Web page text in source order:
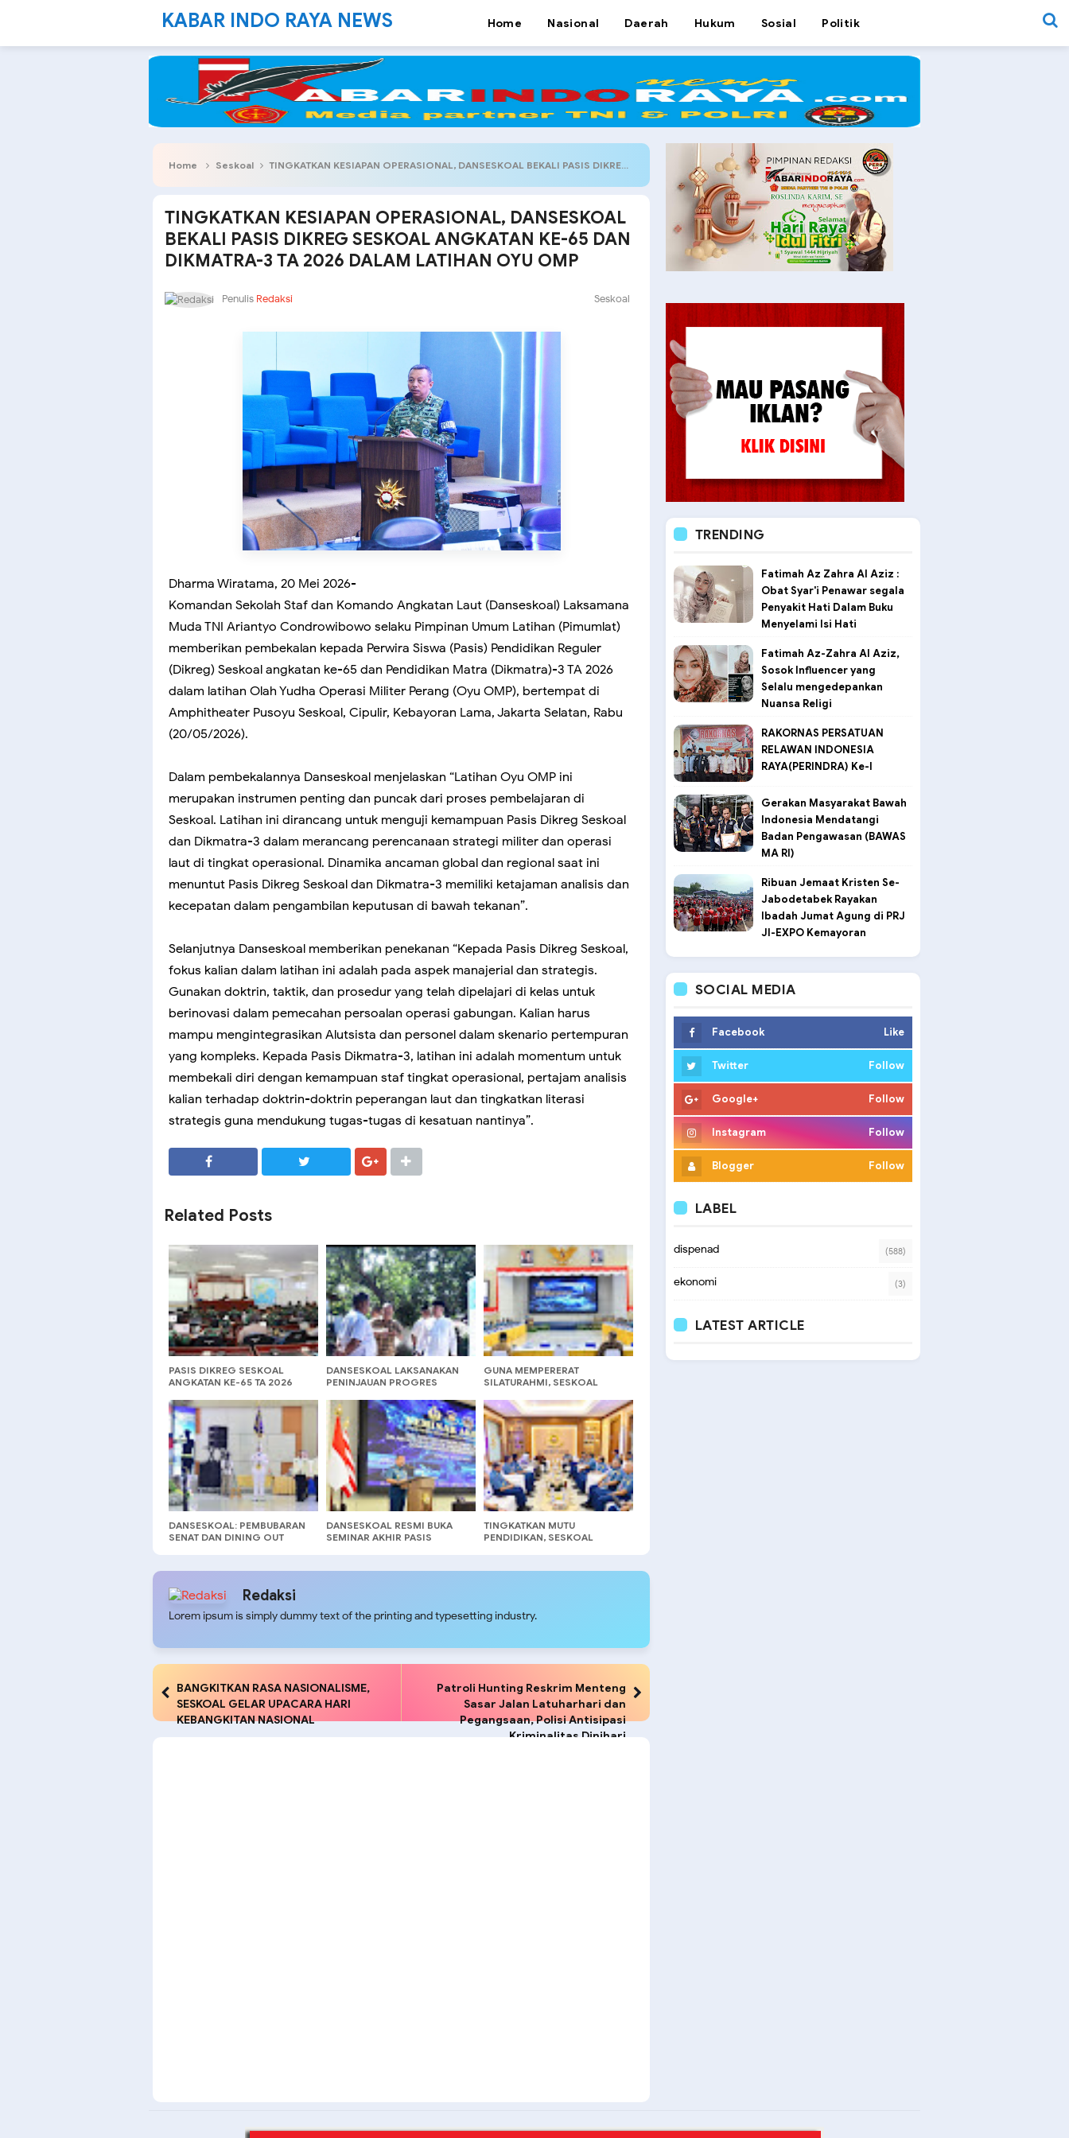
KABAR INDO RAYA NEWS Home Nasional Daerah Hukum Sosial Politik
Home Seskoal TINGKATKAN KESIAPAN OPERASIONAL, DANSESKOAL BEKALI PASIS DIKREG SESKOAL ANGKATAN KE-65 DAN DIKMATRA-3 TA 2026 DALAM LATIHAN OYU OMP
TINGKATKAN KESIAPAN OPERASIONAL, DANSESKOAL
BEKALI PASIS DIKREG SESKOAL ANGKATAN KE-65 DAN
DIKMATRA-3 TA 2026 DALAM LATIHAN OYU OMP
Penulis Redaksi Seskoal
Dharma Wiratama, 20 Mei 2026-
Komandan Sekolah Staf dan Komando Angkatan Laut (Danseskoal) Laksamana
Muda TNI Ariantyo Condrowibowo selaku Pimpinan Umum Latihan (Pimumlat)
memberikan pembekalan kepada Perwira Siswa (Pasis) Pendidikan Reguler
(Dikreg) Seskoal angkatan ke-65 dan Pendidikan Matra (Dikmatra)-3 TA 2026
dalam latihan Olah Yudha Operasi Militer Perang (Oyu OMP), bertempat di
Amphitheater Pusoyu Seskoal, Cipulir, Kebayoran Lama, Jakarta Selatan, Rabu
(20/05/2026).
Dalam pembekalannya Danseskoal menjelaskan “Latihan Oyu OMP ini
merupakan instrumen penting dan puncak dari proses pembelajaran di
Seskoal. Latihan ini dirancang untuk menguji kemampuan Pasis Dikreg Seskoal
dan Dikmatra-3 dalam merancang perencanaan strategi militer dan operasi
laut di tingkat operasional. Dinamika ancaman global dan regional saat ini
menuntut Pasis Dikreg Seskoal dan Dikmatra-3 memiliki ketajaman analisis dan
kecepatan dalam pengambilan keputusan di bawah tekanan”.
Selanjutnya Danseskoal memberikan penekanan “Kepada Pasis Dikreg Seskoal,
fokus kalian dalam latihan ini adalah pada aspek manajerial dan strategis.
Gunakan doktrin, taktik, dan prosedur yang telah dipelajari di kelas untuk
berinovasi dalam pemecahan persoalan operasi gabungan. Kalian harus
mampu mengintegrasikan Alutsista dan personel dalam skenario pertempuran
yang kompleks. Kepada Pasis Dikmatra-3, latihan ini adalah momentum untuk
membekali diri dengan kemampuan staf tingkat operasional, pertajam analisis
kalian terhadap doktrin-doktrin peperangan laut dan tingkatkan literasi
strategis guna mendukung tugas-tugas di kesatuan nantinya”.
Related Posts
PASIS DIKREG SESKOAL
ANGKATAN KE-65 TA 2026
DANSESKOAL LAKSANAKAN
PENINJAUAN PROGRES
INFRASTRUKTUR DAPUR
MODERN SATUAN TNI DI
SESKOAL
GUNA MEMPERERAT
SILATURAHMI, SESKOAL
DANSESKOAL DARI MASA KE
MASA
DANSESKOAL: PEMBUBARAN
SENAT DAN DINING OUT
ADALAH SIMBOL KESIAPAN
PEMIMPIN MASA DEPAN TNI
ANGKATAN LAUT
DANSESKOAL RESMI BUKA
SEMINAR AKHIR PASIS
TINGKATKAN MUTU
PENDIDIKAN, SESKOAL
AKREDITASI
Redaksi
Lorem ipsum is simply dummy text of the printing and typesetting industry.
BANGKITKAN RASA NASIONALISME,
SESKOAL GELAR UPACARA HARI
KEBANGKITAN NASIONAL
Patroli Hunting Reskrim Menteng
Sasar Jalan Latuharhari dan
Pegangsaan, Polisi Antisipasi
Kriminalitas Dinihari
TRENDING
Fatimah Az Zahra Al Aziz :
Obat Syar'i Penawar segala
Penyakit Hati Dalam Buku
Menyelami Isi Hati
Fatimah Az-Zahra Al Aziz,
Sosok Influencer yang
Selalu mengedepankan
Nuansa Religi
RAKORNAS PERSATUAN
RELAWAN INDONESIA
RAYA(PERINDRA) Ke-I
Gerakan Masyarakat Bawah
Indonesia Mendatangi
Badan Pengawasan (BAWAS
MA RI)
Ribuan Jemaat Kristen Se-
Jabodetabek Rayakan
Ibadah Jumat Agung di PRJ
JI-EXPO Kemayoran
SOCIAL MEDIA
Facebook Like
Twitter Follow
Google+ Follow
Instagram Follow
Blogger Follow
LABEL
dispenad (588)
ekonomi (3)
LATEST ARTICLE